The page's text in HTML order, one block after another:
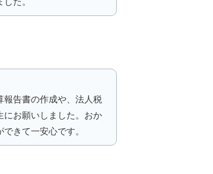
報告書の作成や、法人税
にお願いしました。おか
きて一安心です。